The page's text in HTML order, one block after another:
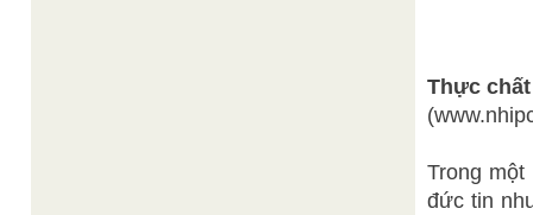
Thực
Trong
đức tin